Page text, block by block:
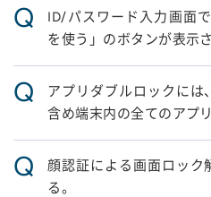
Q
ID/パスワード入力画面
を使う」のボタンが表示
Q
アプリダブルロックには
含め端末内の全てのアプ
Q
顔認証による画面ロック
る。